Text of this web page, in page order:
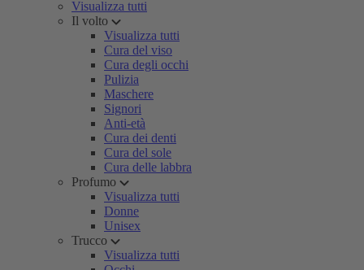
Visualizza tutti
Il volto
Visualizza tutti
Cura del viso
Cura degli occhi
Pulizia
Maschere
Signori
Anti-età
Cura dei denti
Cura del sole
Cura delle labbra
Profumo
Visualizza tutti
Donne
Unisex
Trucco
Visualizza tutti